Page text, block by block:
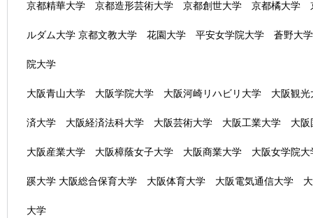
京都精華大学 京都造形芸術大学 京都創世大学 京都橘大学
ルダム大学 京都文教大学 花園大学 平安女学院大学 蒼野大
院大学
大阪青山大学 大阪学院大学 大阪河崎リハビリ大学 大阪観光
済大学 大阪経済法科大学 大阪芸術大学 大阪工業大学 大阪
大阪産業大学 大阪樟蔭女子大学 大阪商業大学 大阪女学院
蹊大学 大阪総合保育大学 大阪体育大学 大阪電気通信大学 大
大学